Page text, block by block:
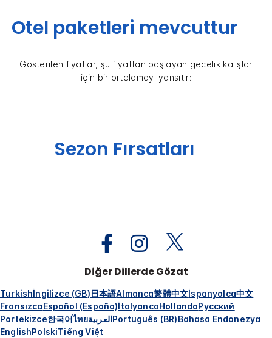
Otel paketleri mevcuttur
Gösterilen fiyatlar, şu fiyattan başlayan gecelik kalışlar
için bir ortalamayı yansıtır:
Sezon Fırsatları
Diğer Dillerde Gözat
Turkishİngilizce (GB)日本語Almanca繁體中文İspanyolca中文
FransızcaEspañol (España)İtalyancaHollandaРусский
Portekizce한국어ไทยالعربيةPortuguês (BR)Bahasa Endonezya
EnglishPolskiTiếng Việt